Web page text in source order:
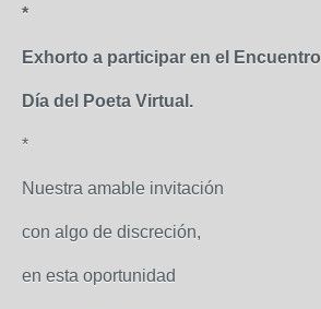
*
Exhorto a participar en el Encuentro
Día del Poeta Virtual.
*
Nuestra amable invitación
con algo de discreción,
en esta oportunidad